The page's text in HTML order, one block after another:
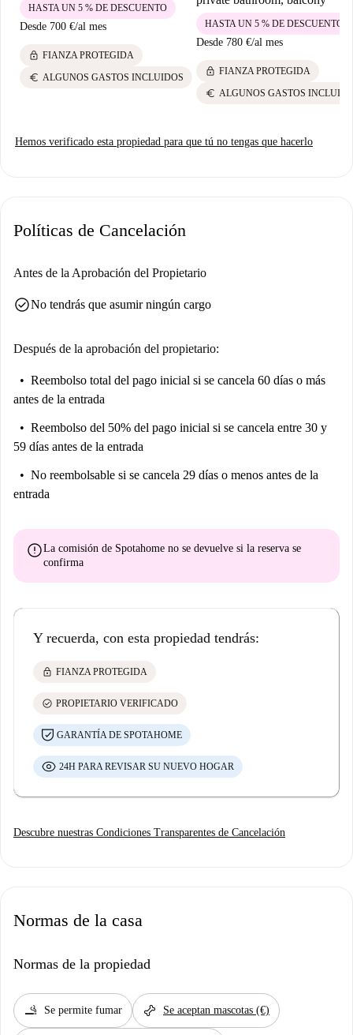
Desde 700 €/al mes
HASTA UN 5 % DE DESCUENTO
lock FIANZA PROTEGIDA
euro ALGUNOS GASTOS INCLUIDOS
Desde 780 €/al mes
HASTA UN 5 % DE DESCUENTO
lock FIANZA PROTEGIDA
euro ALGUNOS GASTOS
Hemos verificado esta propiedad para que tú no tengas que hacerlo
Políticas de Cancelación
Antes de la Aprobación del Propietario
check_circleNo tendrás que asumir ningún cargo
Después de la aprobación del propietario:
Reembolso total del pago inicial si se cancela 60 días o más
antes de la entrada
Reembolso del 50% del pago inicial si se cancela entre 30 y
59 días antes de la entrada
No reembolsable si se cancela 29 días o menos antes de la
entrada
errorLa comisión de Spotahome no se devuelve si la reserva se
confirma
Y recuerda, con esta propiedad tendrás:
lock FIANZA PROTEGIDA
check_circle PROPIETARIO VERIFICADO
GARANTÍA DE SPOTAHOME
24H PARA REVISAR SU NUEVO HOGAR
Descubre nuestras Condiciones Transparentes de Cancelación
Normas de la casa
Normas de la propiedad
smoking_rooms Se permite fumar pet_supplies Se aceptan mascotas (€)